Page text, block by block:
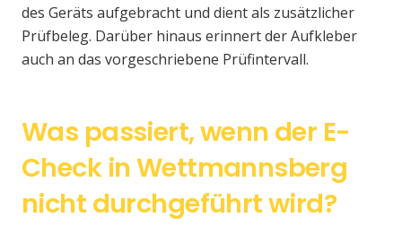
des Geräts aufgebracht und dient als zusätzlicher
Prüfbeleg. Darüber hinaus erinnert der Aufkleber
auch an das vorgeschriebene Prüfintervall.
Was passiert, wenn der E-
Check in Wettmannsberg
nicht durchgeführt wird?